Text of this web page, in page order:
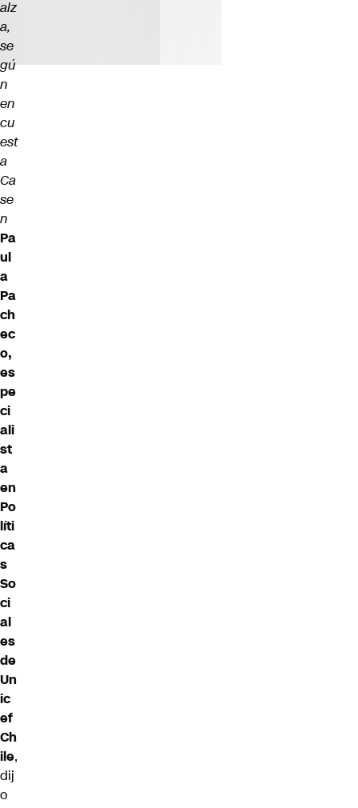
alz
a,
se
gú
n
en
cu
est
a
Ca
se
n
Pa
ul
a
Pa
ch
ec
o,
es
pe
ci
ali
st
a
en
Po
líti
ca
s
So
ci
al
es
de
Un
ic
ef
Ch
ile,
dij
o